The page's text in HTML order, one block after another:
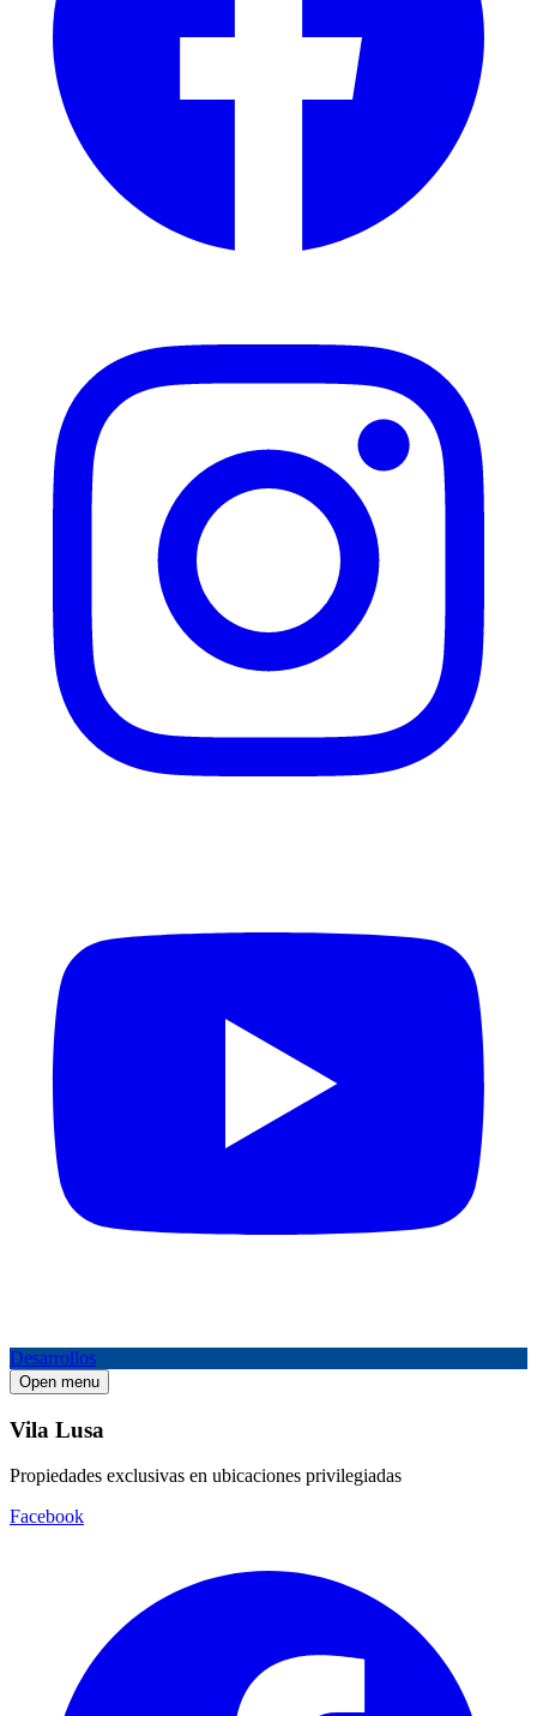
Desarrollos
Open menu
Vila Lusa
Propiedades exclusivas en ubicaciones privilegiadas
Facebook